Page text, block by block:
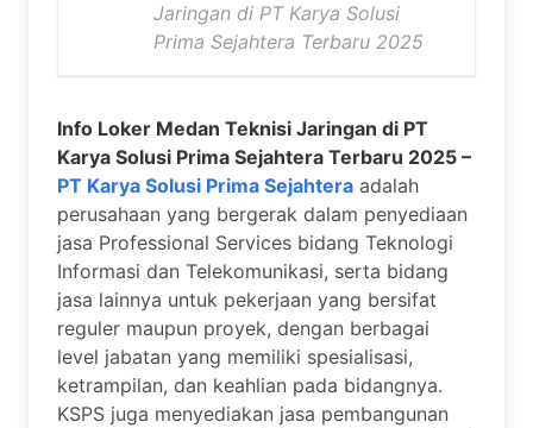
Jaringan di PT Karya Solusi
Prima Sejahtera Terbaru 2025
Info Loker Medan Teknisi Jaringan di PT
Karya Solusi Prima Sejahtera Terbaru 2025 –
PT Karya Solusi Prima Sejahtera adalah
perusahaan yang bergerak dalam penyediaan
jasa Professional Services bidang Teknologi
Informasi dan Telekomunikasi, serta bidang
jasa lainnya untuk pekerjaan yang bersifat
reguler maupun proyek, dengan berbagai
level jabatan yang memiliki spesialisasi,
ketrampilan, dan keahlian pada bidangnya.
KSPS juga menyediakan jasa pembangunan